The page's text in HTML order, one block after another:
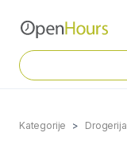
Kategorije Drogerija